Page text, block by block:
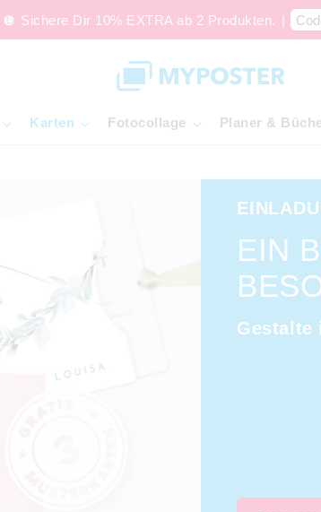
🪩 Sichere Dir 10% EXTRA ab 2 Produkten. |
Karten Fotocollage Planer &
EIN
Gestalte